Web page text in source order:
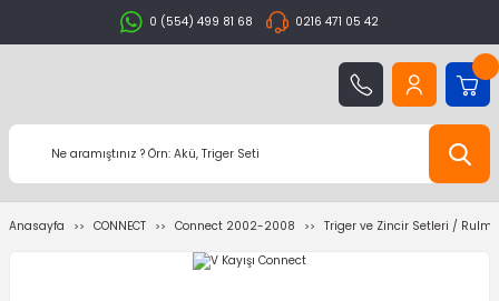
0 (554) 499 81 68 0216 471 05 42
Anasayfa CONNECT Connect 2002-2008 Triger ve Zincir Setleri /